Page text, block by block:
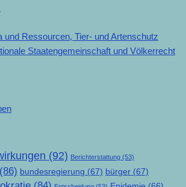
und Ressourcen, Tier- und Artenschutz
Staatengemeinschaft und Völkerrecht
(92) Berichterstattung (53)
(86) bundesregierung (67) bürger (67)